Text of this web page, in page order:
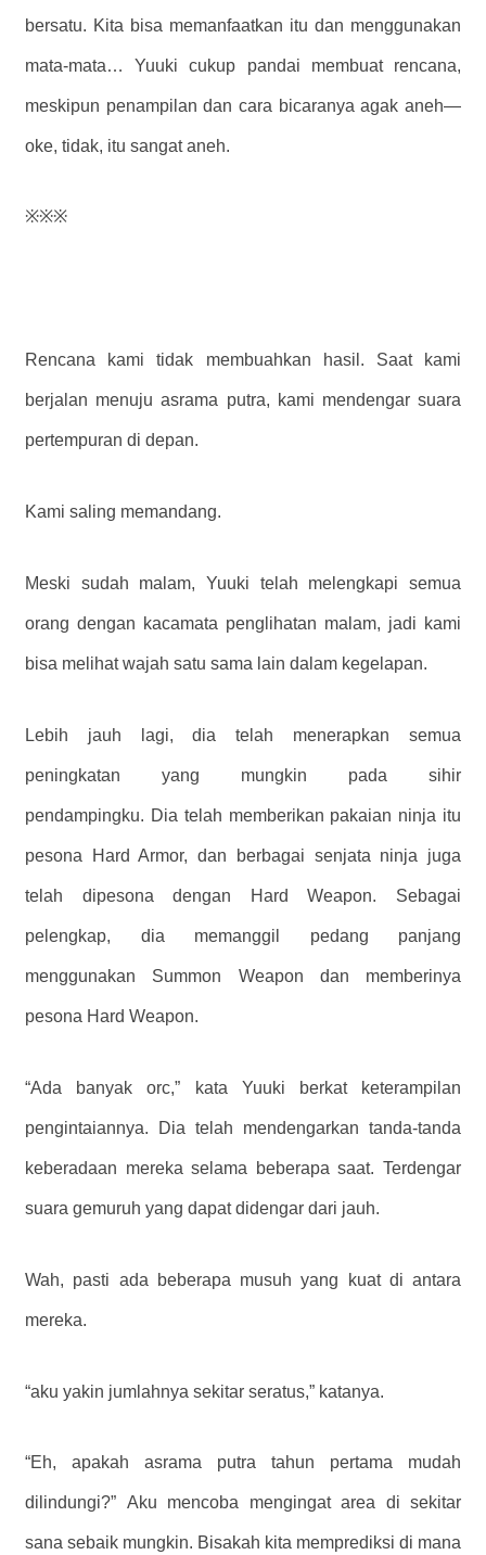
bersatu. Kita bisa memanfaatkan itu dan menggunakan
mata-mata… Yuuki cukup pandai membuat rencana,
meskipun penampilan dan cara bicaranya agak aneh—
oke, tidak, itu sangat aneh.
※※※
Rencana kami tidak membuahkan hasil. Saat kami
berjalan menuju asrama putra, kami mendengar suara
pertempuran di depan.
Kami saling memandang.
Meski sudah malam, Yuuki telah melengkapi semua
orang dengan kacamata penglihatan malam, jadi kami
bisa melihat wajah satu sama lain dalam kegelapan.
Lebih jauh lagi, dia telah menerapkan semua
peningkatan yang mungkin pada sihir
pendampingku. Dia telah memberikan pakaian ninja itu
pesona Hard Armor, dan berbagai senjata ninja juga
telah dipesona dengan Hard Weapon. Sebagai
pelengkap, dia memanggil pedang panjang
menggunakan Summon Weapon dan memberinya
pesona Hard Weapon.
“Ada banyak orc,” kata Yuuki berkat keterampilan
pengintaiannya. Dia telah mendengarkan tanda-tanda
keberadaan mereka selama beberapa saat. Terdengar
suara gemuruh yang dapat didengar dari jauh.
Wah, pasti ada beberapa musuh yang kuat di antara
mereka.
“aku yakin jumlahnya sekitar seratus,” katanya.
“Eh, apakah asrama putra tahun pertama mudah
dilindungi?” Aku mencoba mengingat area di sekitar
sana sebaik mungkin. Bisakah kita memprediksi di mana